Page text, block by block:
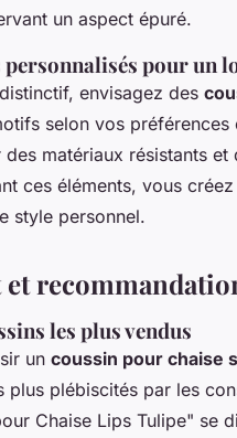
un aspect épuré.
pour un
envisagez des
selon vos
matériaux résistants
ces éléments, vous
style personnel.
les plus vendus
un coussin pour chaise
plus plébiscités par les
Chaise Lips Tulipe" se